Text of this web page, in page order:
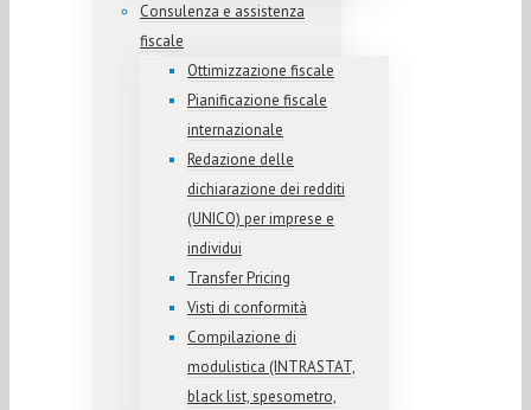
Consulenza e assistenza
fiscale
Ottimizzazione fiscale
Pianificazione fiscale
internazionale
Redazione delle
dichiarazione dei redditi
(UNICO) per imprese e
individui
Transfer Pricing
Visti di conformità
Compilazione di
modulistica (INTRASTAT,
black list, spesometro,